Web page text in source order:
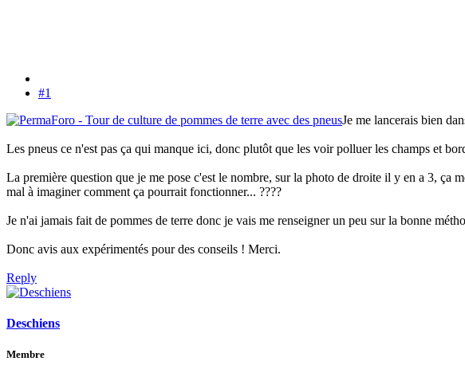
#1
Je me lancerais bien
Les pneus ce n'est pas ça qui manque ici, donc plutôt que les voir polluer les champs et
La première question que je me pose c'est le nombre, sur la photo de droite il y en a 3,
mal à imaginer comment ça pourrait fonctionner... ????
Je n'ai jamais fait de pommes de terre donc je vais me renseigner un peu sur la bonne
Donc avis aux expérimentés pour des conseils ! Merci.
Reply
Deschiens
Membre